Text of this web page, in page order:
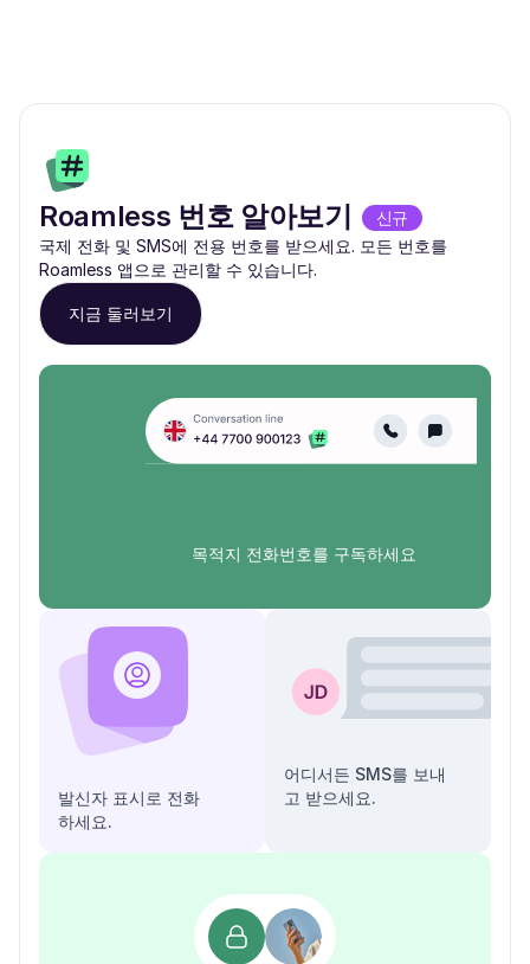
Roamless 번호 알아보기
신규
국제 전화 및 SMS에 전용 번호를 받으세요. 모든 번호를
Roamless 앱으로 관리할 수 있습니다.
지금 둘러보기
목적지 전화번호를 구독하세요
발신자 표시로 전화
하세요.
어디서든 SMS를 보내
고 받으세요.